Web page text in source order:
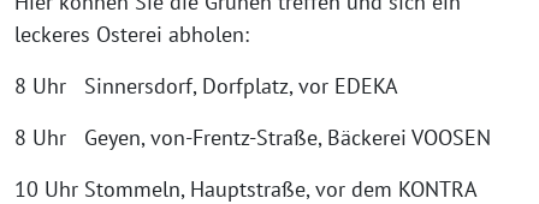
leckeres Osterei abholen:
8 Uhr Sinnersdorf, Dorfplatz, vor EDEKA
8 Uhr Geyen, von-Frentz-Straße, Bäckerei VOOSEN
10 Uhr Stommeln, Hauptstraße, vor dem KONTRA